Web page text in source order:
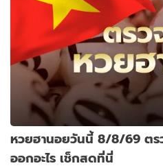
หวยฮานอยวันนี้ 8/8/69 ต
ออกอะไร เช็กสดที่นี่